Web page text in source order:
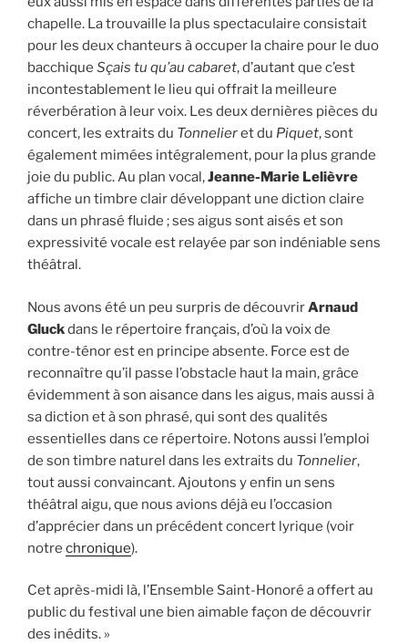
chapelle. La trouvaille la plus spectaculaire consistait
pour les deux chanteurs à occuper la chaire pour le duo
bacchique Sçais tu qu’au cabaret, d’autant que c’est
incontestablement le lieu qui offrait la meilleure
réverbération à leur voix. Les deux dernières pièces du
concert, les extraits du Tonnelieret du Piquet, sont
également mimées intégralement, pour la plus grande
joie du public. Au plan vocal,Jeanne-Marie Lelièvre
affiche un timbre clair développant une diction claire
dans un phrasé fluide ; ses aigus sont aisés et son
expressivité vocale est relayée par son indéniable sens
théâtral.
Nous avons été un peu surpris de découvrirArnaud
Gluckdans le répertoire français, d’où la voix de
contre-ténor est en principe absente. Force est de
reconnaître qu’il passe l’obstacle haut la main, grâce
évidemment à son aisance dans les aigus, mais aussi à
sa diction et à son phrasé, qui sont des qualités
essentielles dans ce répertoire. Notons aussi l’emploi
de son timbre naturel dans les extraits du Tonnelier,
tout aussi convaincant. Ajoutons y enfin un sens
théâtral aigu, que nous avions déjà eu l’occasion
d’apprécier dans un précédent concert lyrique (voir
notre chronique).
Cet après-midi là, l’Ensemble Saint-Honoré a offert au
public du festival une bien aimable façon de découvrir
des inédits. »